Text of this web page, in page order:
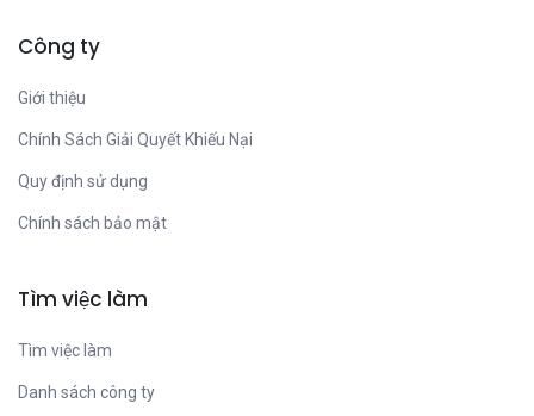
Công ty
Giới thiệu
Chính Sách Giải Quyết Khiếu Nại
Quy định sử dụng
Chính sách bảo mật
Tìm việc làm
Tìm việc làm
Danh sách công ty